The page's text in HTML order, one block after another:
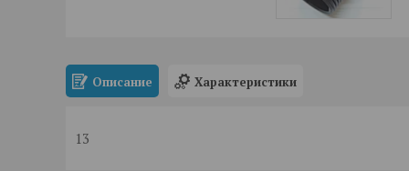
Описание Характеристики
13